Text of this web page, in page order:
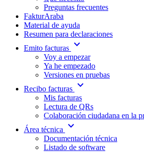
Preguntas frecuentes
FakturAraba
Material de ayuda
Resumen para declaraciones
Emito facturas expand_more
Voy a empezar
Ya he empezado
Versiones en pruebas
Recibo facturas expand_more
Mis facturas
Lectura de QRs
Colaboración ciudadana en la
Área técnica
expand_more
Documentación técnica
Listado de software